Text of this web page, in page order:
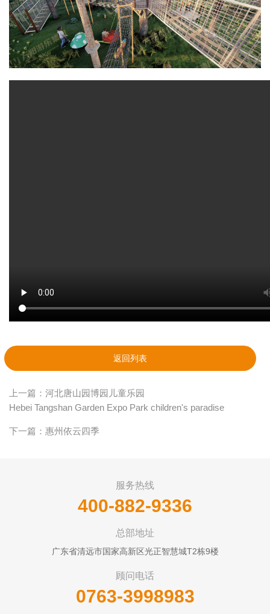
返回列表
上一篇：河北唐山园博园儿童乐园
Hebei Tangshan Garden Expo Park children's paradise
下一篇：惠州依云四季
服务热线
400-882-9336
总部地址
广东省清远市国家高新区光正智慧城T2栋9楼
顾问电话
0763-3998983